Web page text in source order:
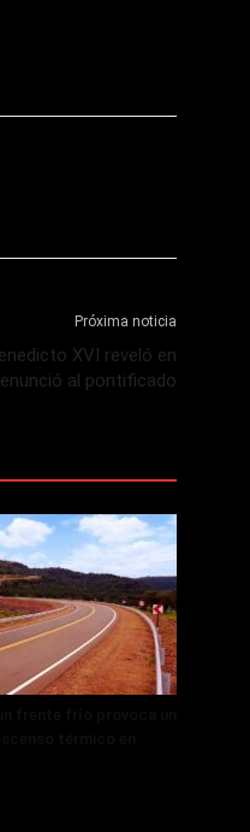
Próxima noticia
XVI reveló en
al pontificado